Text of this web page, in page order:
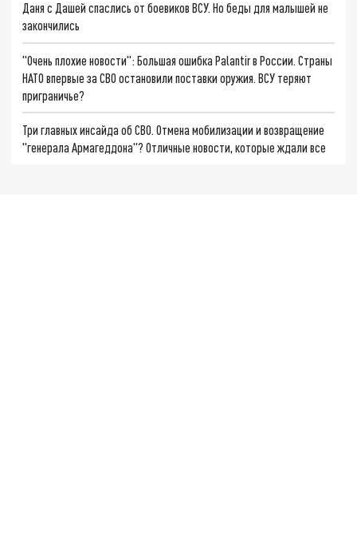
Даня с Дашей спаслись от боевиков ВСУ. Но беды для малышей не
закончились
"Очень плохие новости": Большая ошибка Palantir в России. Страны
НАТО впервые за СВО остановили поставки оружия. ВСУ теряют
приграничье?
Три главных инсайда об СВО. Отмена мобилизации и возвращение
"генерала Армагеддона"? Отличные новости, которые ждали все